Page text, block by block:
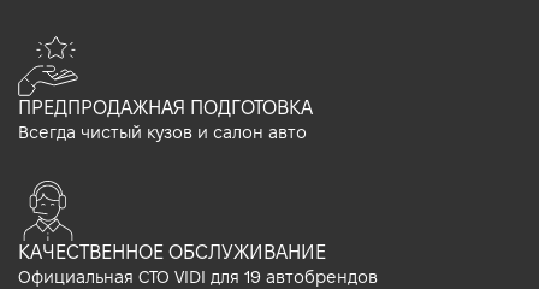
ПРЕДПРОДАЖНАЯ ПОДГОТОВКА
Всегда чистый кузов и салон авто
КАЧЕСТВЕННОЕ ОБСЛУЖИВАНИЕ
Официальная СТО VIDI для 19 автобрендов